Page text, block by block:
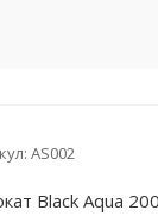
AS002
Black Aqua